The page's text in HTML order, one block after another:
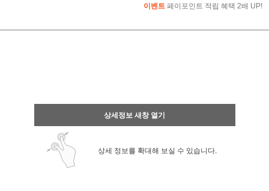
이벤트 페이포인트 적립 혜택 2배 UP!
상세정보 새창 열기
상세 정보를 확대해 보실 수 있습니다.